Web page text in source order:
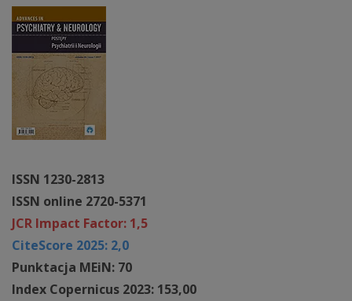
ISSN 1230-2813
ISSN online 2720-5371
JCR Impact Factor: 1,5
CiteScore 2025: 2,0
Punktacja MEiN: 70
Index Copernicus 2023: 153,00